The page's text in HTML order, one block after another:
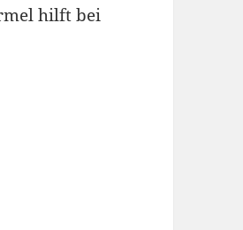
hilft bei